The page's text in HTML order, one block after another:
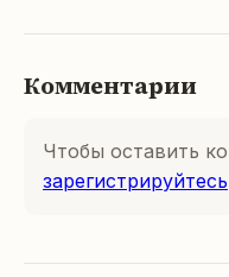
Комментарии
Чтобы оставить
зарегистрируйтесь